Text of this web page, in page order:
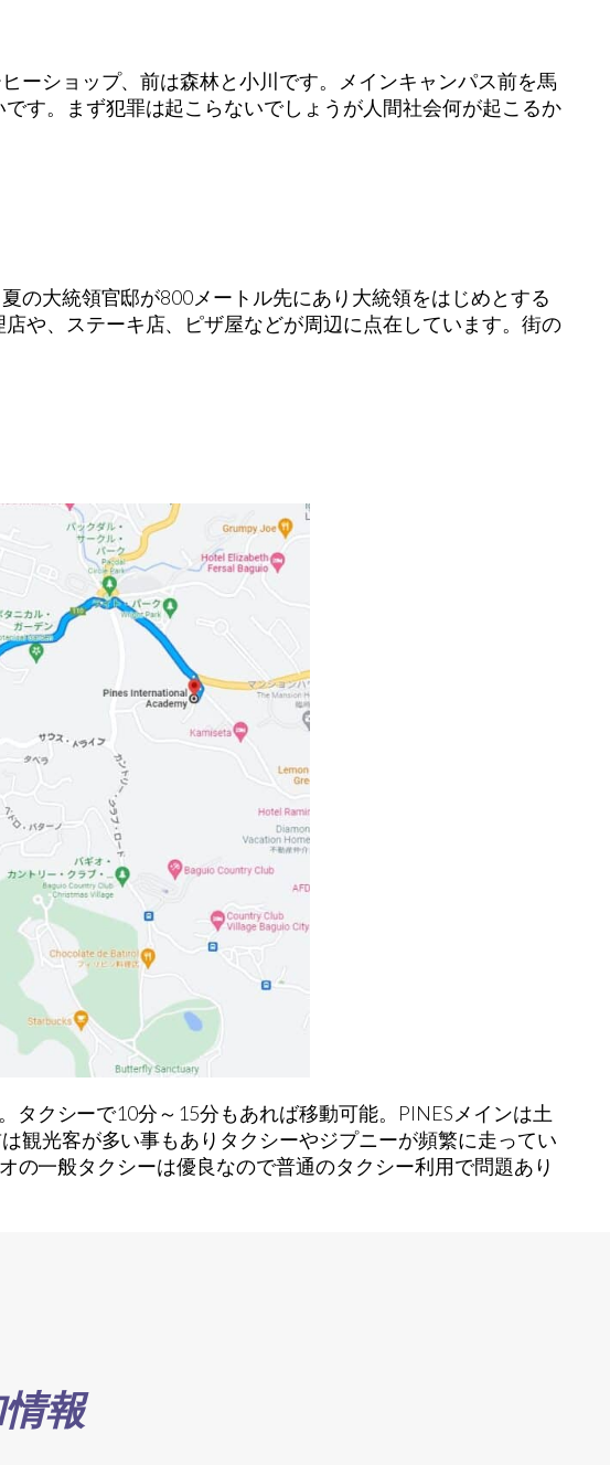
ーショップ、前は森林と小川です。メインキャンパス前を馬
す。まず犯罪は起こらないでしょうが人間社会何が起こるか
の大統領官邸が800メートル先にあり大統領をはじめとする
や、ステーキ店、ピザ屋などが周辺に点在しています。街の
クシーで10分～15分もあれば移動可能。PINESメインは土
観光客が多い事もありタクシーやジプニーが頻繁に走ってい
の一般タクシーは優良なので普通のタクシー利用で問題あり
報